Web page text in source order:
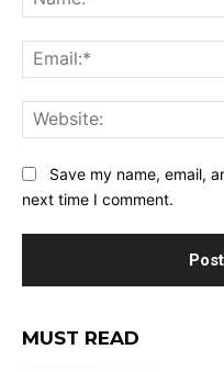
Save my name, email,
next time I comment.
MUST READ